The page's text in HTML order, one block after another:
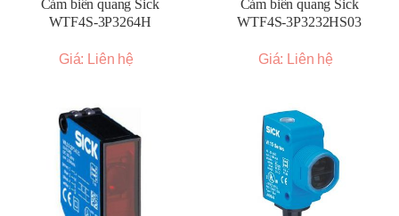
Cảm biến quang Sick
WTF4S-3P3264H
Giá: Liên hệ
Cảm biến quang Sick
WTF4S-3P3232HS03
Giá: Liên hệ